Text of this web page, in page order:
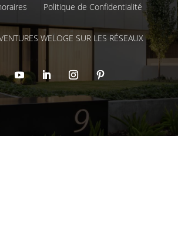
Politique de Confidentialité
WELOGE SUR LES RÉSEAUX